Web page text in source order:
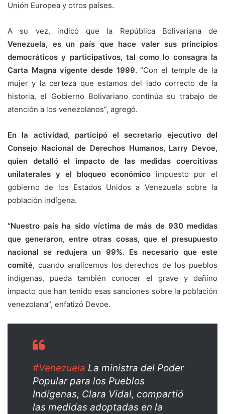
Unión Europea y otros países.
A su vez, indicó que la República Bolivariana de
Venezuela, es un país que hace valer sus principios
democráticos y participativos, tal como lo consagra la
Carta Magna vigente desde 1999.“Con el temple de la
mujer y la certeza que estamos del lado correcto de la
historia, el Gobierno Bolivariano continúa su trabajo de
atención a los venezolanos”, agregó.
En la actividad, participó el secretario ejecutivo del
Consejo Nacional de Derechos Humanos, Larry Devoe,
quien detalló el impacto de las medidas coercitivas
unilaterales y el bloqueo económico impuesto por el
gobierno de los Estados Unidos a Venezuela sobre la
población indígena.
“Nuestro país ha sido víctima de más de 930 medidas
que generaron, entre otras cosas, que el presupuesto
nacional se redujera un 99%. Es necesario que este
comité, cuando analicemos los derechos de los pueblos
indígenas, pueda también conocer el grave y dañino
impacto que han tenido esas sanciones sobre la población
venezolana”, enfatizó Devoe.
#Venezuela La ministra del Poder
Popular para los Pueblos
Indígenas, Clara Vidal, compartió
las medidas adoptadas en la